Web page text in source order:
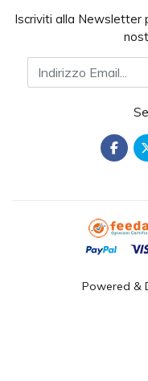
Iscriviti alla Newsletter
Indirizzo Email
Powered &